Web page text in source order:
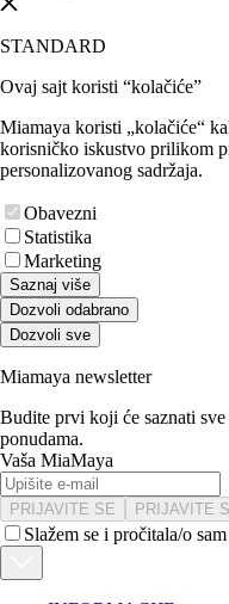
STANDARD
Ovaj sajt koristi “kolačiće”
Miamaya koristi „kolačiće“
korisničko iskustvo prilikom
personalizovanog sadržaja.
Obavezni
Statistika
Marketing
Saznaj više
Dozvoli odabrano
Dozvoli sve
Miamaya newsletter
Budite prvi koji će saznati
ponudama.
Vaša MiaMaya
PRIJAVITE SE PRIJAVITE
Slažem se i pročitala/o sam